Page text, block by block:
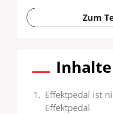
Zum
Inhalte
Effektpedal ist
Effektpedal